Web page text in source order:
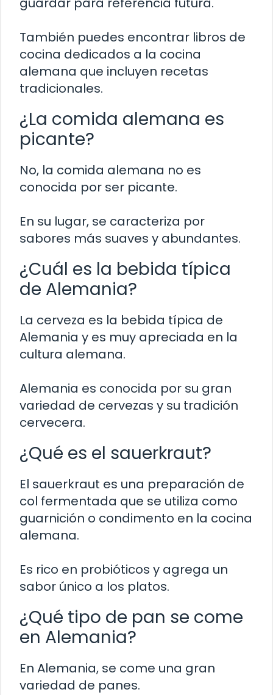
También puedes encontrar libros de
cocina dedicados a la cocina
alemana que incluyen recetas
tradicionales.
¿La comida alemana es
picante?
No, la comida alemana no es
conocida por ser picante.
En su lugar, se caracteriza por
sabores más suaves y abundantes.
¿Cuál es la bebida típica
de Alemania?
La cerveza es la bebida típica de
Alemania y es muy apreciada en la
cultura alemana.
Alemania es conocida por su gran
variedad de cervezas y su tradición
cervecera.
¿Qué es el sauerkraut?
El sauerkraut es una preparación de
col fermentada que se utiliza como
guarnición o condimento en la cocina
alemana.
Es rico en probióticos y agrega un
sabor único a los platos.
¿Qué tipo de pan se come
en Alemania?
En Alemania, se come una gran
variedad de panes.